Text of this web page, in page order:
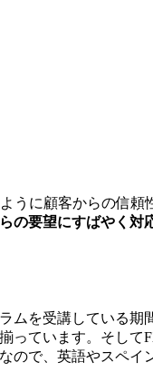
うに顧客からの信
の要望にすばやく対
を受講している
ています。そし
で、英語やスペ